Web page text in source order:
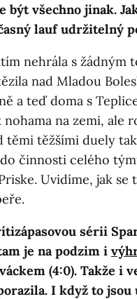
všechno jinak.
lauf udržitelný
nehrála s žádným
nad Mladou
a teď doma s
na zemi, ale
těmi těžšími duely
činnosti celého
Uvidíme, jak se
sérii
je na podzim i
(4:0). Takže i
I když to jsou